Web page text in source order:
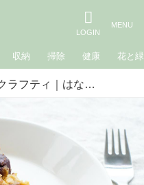
収納 掃除 健康 花と緑
チェリークラフティ｜はなのお菓子